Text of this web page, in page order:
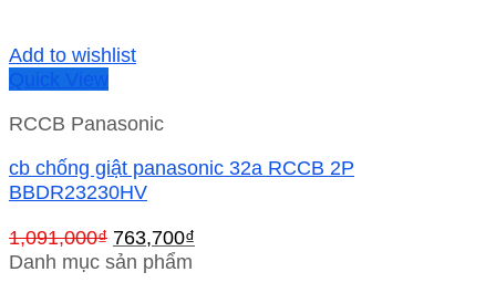
Add to wishlist
Quick View
RCCB Panasonic
cb chống giật panasonic 32a RCCB 2P
BBDR23230HV
1,091,000₫ Giá
gốc
763,700₫
Danh mục sản phẩm